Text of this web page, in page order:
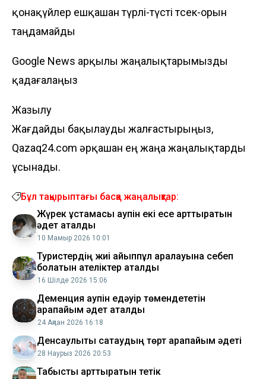
қонақүйлер ешқашан түрлі-түсті төсек-орын
таңдамайды
Google News арқылы жаңалықтарымызды
қадағалаңыз
Жазылу
Жағдайды бақылауды жалғастырыңыз,
Qazaq24.com әрқашан ең жаңа жаңалықтарды
ұсынады.
Бұл тақырыптағы басқа жаңалықтар:
Жүрек ұстамасы қаупін екі есе арттыратын
әдет аталды
10 Мамыр 2026 10:01
Туристердің жиі айыппұл арқалауына себеп
болатын қателіктер аталды
16 Шілде 2026 15:06
Деменция қаупін едәуір төмендететін
қарапайым әдет аталды
24 Ақпан 2026 16:18
Денсаулықты сақтаудың төрт қарапайым әдеті
28 Наурыз 2026 20:53
Табысты арттыратын тетік